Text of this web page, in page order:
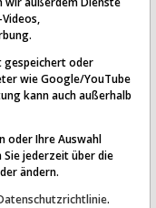
&
Wachstums-Check
Infos zum Score
gespeichert oder
wie Google/YouTube
kann auch außerhalb
oder Ihre Auswahl
jederzeit über die
ändern.
.